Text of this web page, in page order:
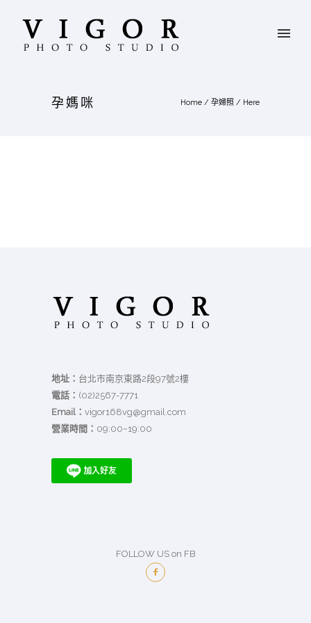
孕媽咪 Home / 孕婦照 / Here
地址： 台北市南京東路2段97號2樓
電話： (02)2567-7771
Email： vigor168vg@gmail.com
營業時間： 09:00~19:00
FOLLOW US on FB